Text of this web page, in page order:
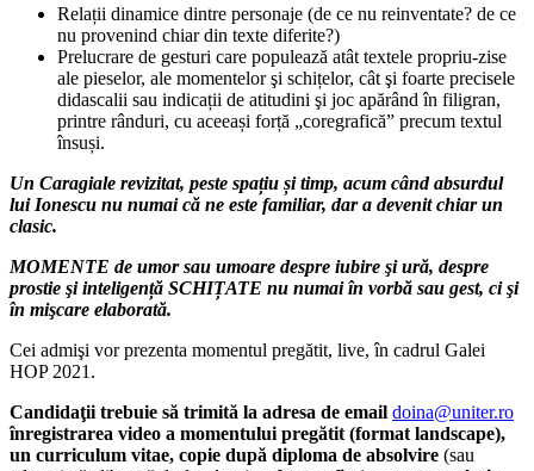
Relații dinamice dintre personaje (de ce nu reinventate? de ce
nu provenind chiar din texte diferite?)
Prelucrare de gesturi care populează atât textele propriu-zise
ale pieselor, ale momentelor şi schițelor, cât şi foarte precisele
didascalii sau indicații de atitudini şi joc apărând în filigran,
printre rânduri, cu aceeași forță „coregrafică” precum textul
însuși.
Un Caragiale revizitat, peste spațiu și timp, acum când absurdul
lui Ionescu nu numai că ne este familiar, dar a devenit chiar un
clasic.
MOMENTE de umor sau umoare despre iubire şi ură, despre
prostie şi inteligență SCHIȚATE nu numai în vorbă sau gest, ci şi
în mişcare elaborată.
Cei admişi vor prezenta momentul pregătit, live, în cadrul Galei
HOP 2021.
Candidaţii trebuie să trimită la adresa de email doina@uniter.ro
înregistrarea video a momentului pregătit (format landscape),
un curriculum vitae, copie după diploma de absolvire (sau